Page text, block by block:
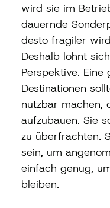
wird sie im
dauernde
desto fragiler
Deshalb lohnt
Perspektive. Eine
Destinationen
nutzbar machen,
aufzubauen. Sie
zu überfrachten.
sein, um
einfach genug,
bleiben.